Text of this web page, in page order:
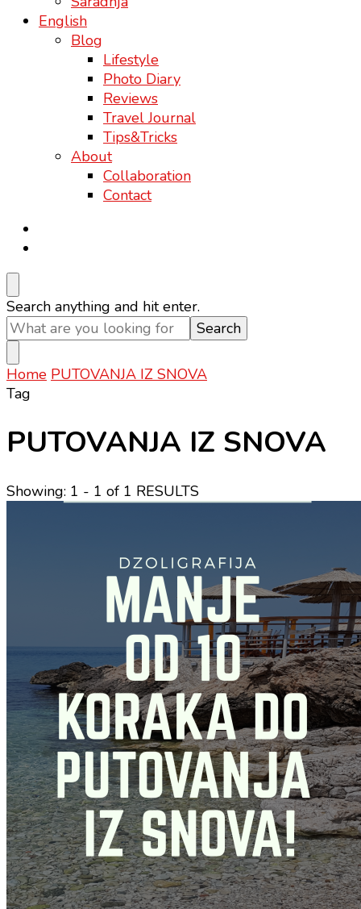
English
Blog
Lifestyle
Photo Diary
Reviews
Travel Journal
Tips&Tricks
About
Collaboration
Contact
Looking
for
Something?
Search anything and hit enter.
Home PUTOVANJA IZ SNOVA
Tag
PUTOVANJA IZ SNOVA
Showing: 1 - 1 of 1 RESULTS